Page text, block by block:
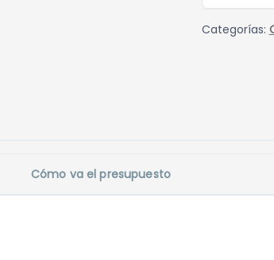
Categorías:
Cómo va el presupuesto